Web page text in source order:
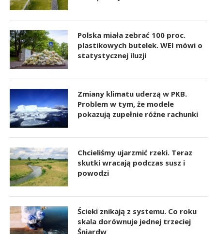
Polska miała zebrać 100 proc.
plastikowych butelek. WEI mówi o
statystycznej iluzji
Zmiany klimatu uderzą w PKB.
Problem w tym, że modele
pokazują zupełnie różne rachunki
Chcieliśmy ujarzmić rzeki. Teraz
skutki wracają podczas susz i
powodzi
Ścieki znikają z systemu. Co roku
skala dorównuje jednej trzeciej
Śniardw